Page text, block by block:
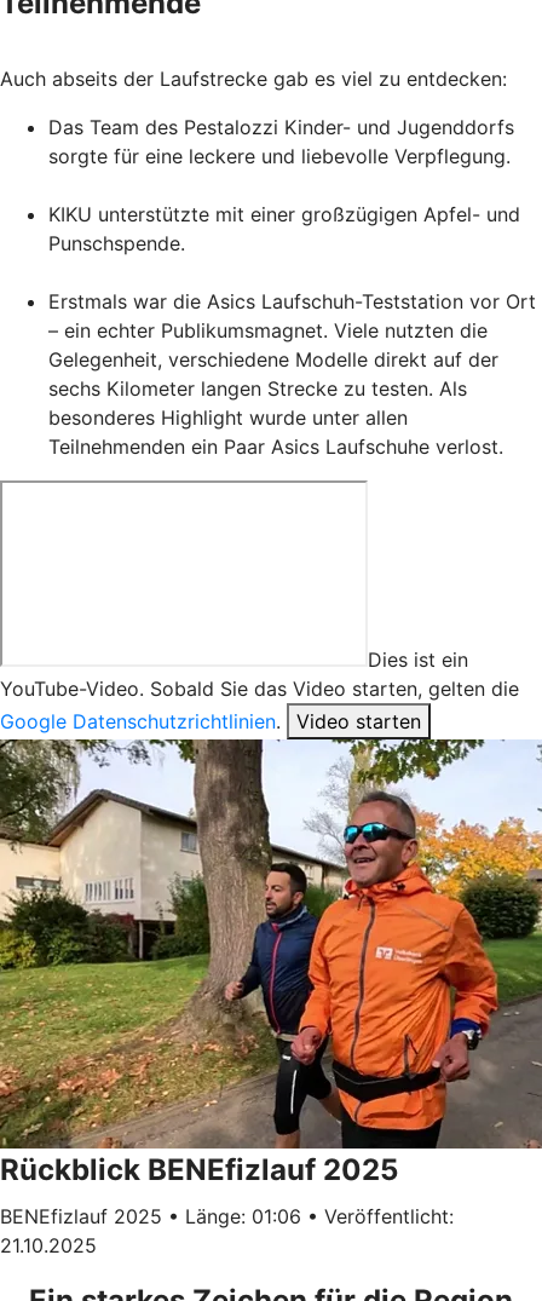
Auch abseits der Laufstrecke gab es viel zu entdecken:
Das Team des Pestalozzi Kinder- und Jugenddorfs
sorgte für eine leckere und liebevolle Verpflegung.
KIKU unterstützte mit einer großzügigen Apfel- und
Punschspende.
Erstmals war die Asics Laufschuh-Teststation vor Ort
– ein echter Publikumsmagnet. Viele nutzten die
Gelegenheit, verschiedene Modelle direkt auf der
sechs Kilometer langen Strecke zu testen. Als
besonderes Highlight wurde unter allen
Teilnehmenden ein Paar Asics Laufschuhe verlost.
Dies ist ein
YouTube-Video. Sobald Sie das Video starten, gelten die
Google Datenschutzrichtlinien. Video starten
Rückblick BENEfizlauf 2025
BENEfizlauf 2025 • Länge: 01:06 • Veröffentlicht:
21.10.2025